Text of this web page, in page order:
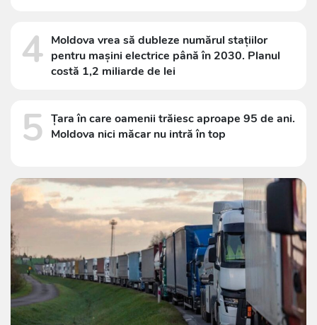
4 Moldova vrea să dubleze numărul stațiilor
pentru mașini electrice până în 2030. Planul
costă 1,2 miliarde de lei
5 Țara în care oamenii trăiesc aproape 95 de ani.
Moldova nici măcar nu intră în top